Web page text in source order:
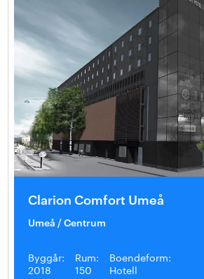
Clarion Comfort Umeå
Umeå / Centrum
Byggår:
2018
Rum:
150
Boendeform:
Hotell